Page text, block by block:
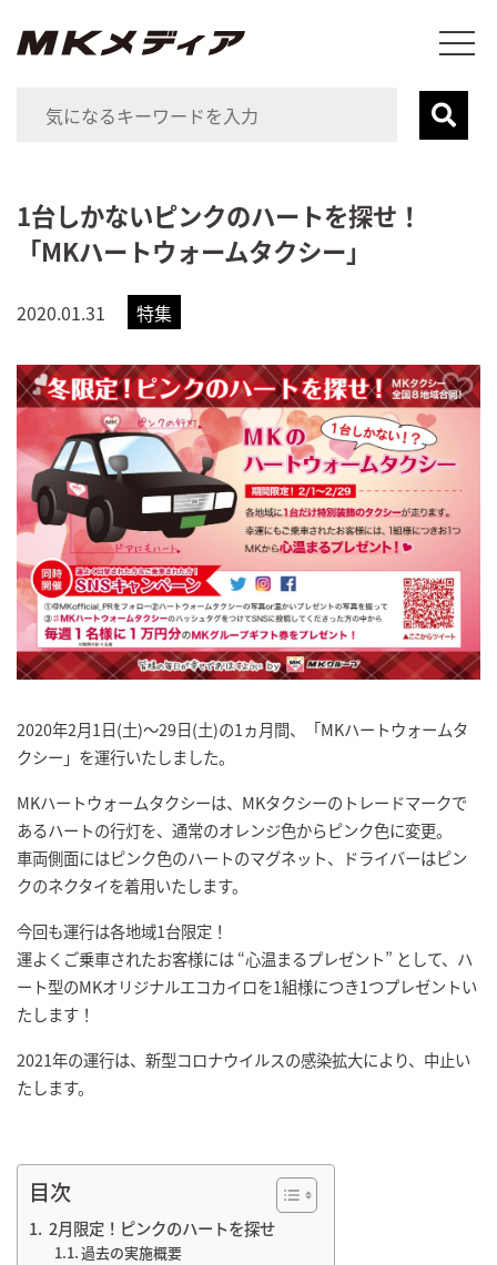
1台しかないピンクのハートを探せ！
「MKハートウォームタクシー」
2020.01.31 特集
2020年2月1日(土)～29日(土)の1ヵ月間、「MKハートウォームタ
クシー」を運行いたしました。
MKハートウォームタクシーは、MKタクシーのトレードマークで
あるハートの行灯を、通常のオレンジ色からピンク色に変更。
車両側面にはピンク色のハートのマグネット、ドライバーはピン
クのネクタイを着用いたします。
今回も運行は各地域1台限定！
運よくご乗車されたお客様には “心温まるプレゼント” として、ハ
ート型のMKオリジナルエコカイロを1組様につき1つプレゼントい
たします！
2021年の運行は、新型コロナウイルスの感染拡大により、中止い
たします。
目次
2月限定！ピンクのハートを探せ
過去の実施概要